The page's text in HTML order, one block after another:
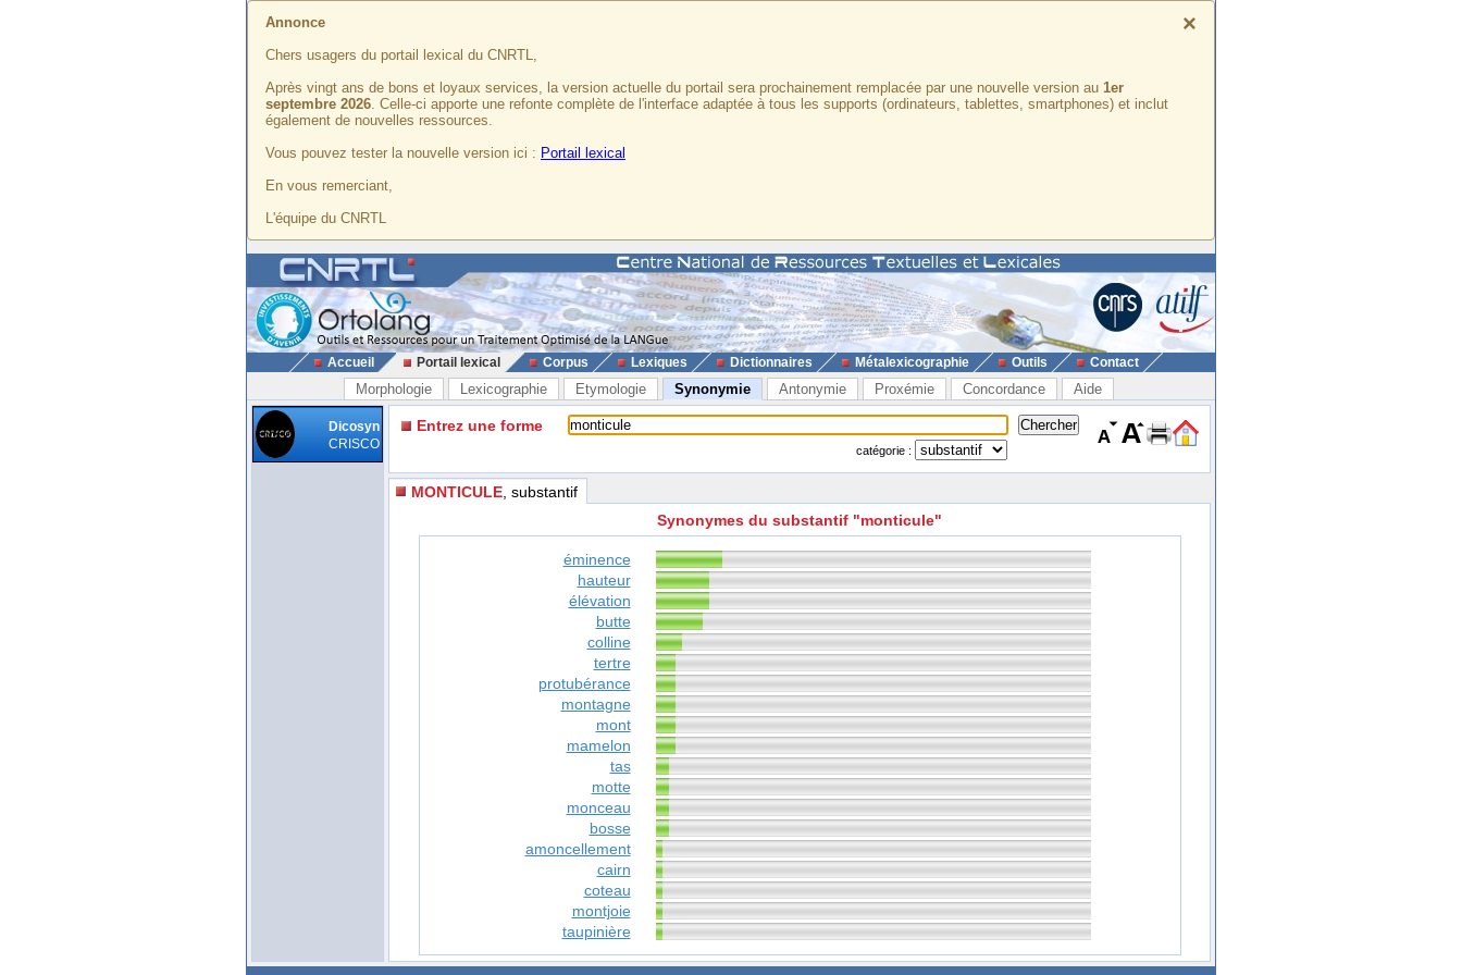
×
Annonce
Chers usagers du portail lexical du CNRTL,
Après vingt ans de bons et loyaux services, la version actuelle du portail sera prochainement remplacée par une nouvelle version au 1er
septembre 2026. Celle-ci apporte une refonte complète de l'interface adaptée à tous les supports (ordinateurs, tablettes, smartphones) et inclut
également de nouvelles ressources.
Vous pouvez tester la nouvelle version ici : Portail lexical
En vous remerciant,
L'équipe du CNRTL
Accueil Portail lexical Corpus Lexiques Dictionnaires Métalexicographie Outils Contact
Morphologie Lexicographie Etymologie Synonymie Antonymie Proxémie Concordance Aide
Dicosyn
CRISCO
Entrez une forme
catégorie :
MONTICULE , substantif
Synonymes du substantif "monticule"
éminence
hauteur
élévation
butte
colline
tertre
protubérance
montagne
mont
mamelon
tas
motte
monceau
bosse
amoncellement
cairn
coteau
montjoie
taupinière